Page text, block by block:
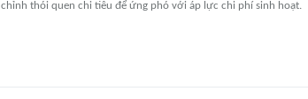
chỉnh thói quen chi tiêu để ứng phó với áp lực chi phí sinh hoạt.